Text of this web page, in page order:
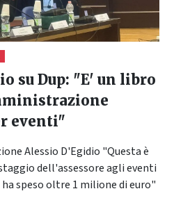
su Dup: "E' un libro
eventi"
Alessio D'Egidio "Questa è
dell'assessore agli eventi
speso oltre 1 milione di euro"